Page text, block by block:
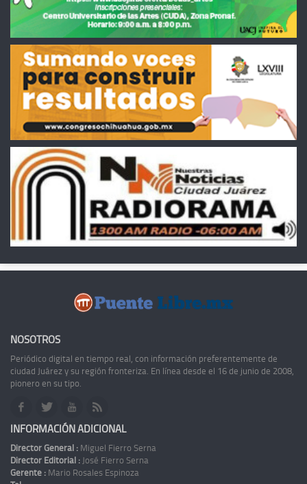
NOSOTROS
Periódico digital en tiempo real, con información preferentemente de
ciudad Juárez y su región fronteriza. En línea desde el 16 de junio de 2008,
pionero en su tipo.
INFORMACIÓN ADICIONAL
Director General : Miguel Fierro Serna
Director Editorial : José Fierro Serna
Gerente : Mario Rosales Espinoza